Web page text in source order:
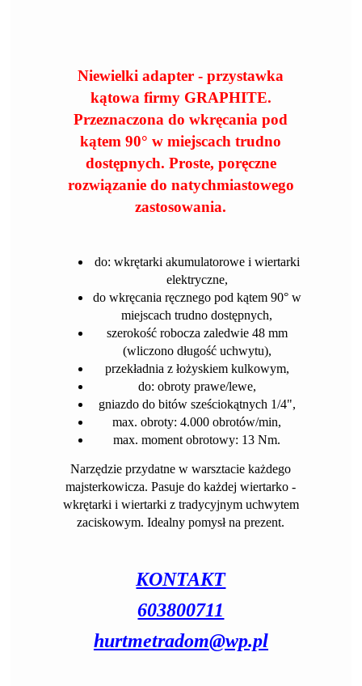
Niewielki adapter - przystawka
kątowa firmy GRAPHITE.
Przeznaczona do wkręcania pod
kątem 90° w miejscach trudno
dostępnych. Proste, poręczne
rozwiązanie do natychmiastowego
zastosowania.
do: wkrętarki akumulatorowe i wiertarki
elektryczne,
do wkręcania ręcznego pod kątem 90° w
miejscach trudno dostępnych,
szerokość robocza zaledwie 48 mm
(wliczono długość uchwytu),
przekładnia z łożyskiem kulkowym,
do: obroty prawe/lewe,
gniazdo do bitów sześciokątnych 1/4",
max. obroty: 4.000 obrotów/min,
max. moment obrotowy: 13 Nm.
Narzędzie przydatne w warsztacie każdego
majsterkowicza. Pasuje do każdej wiertarko -
wkrętarki i wiertarki z tradycyjnym uchwytem
zaciskowym. Idealny pomysł na prezent.
KONTAKT
603800711
hurtmetradom@wp.pl